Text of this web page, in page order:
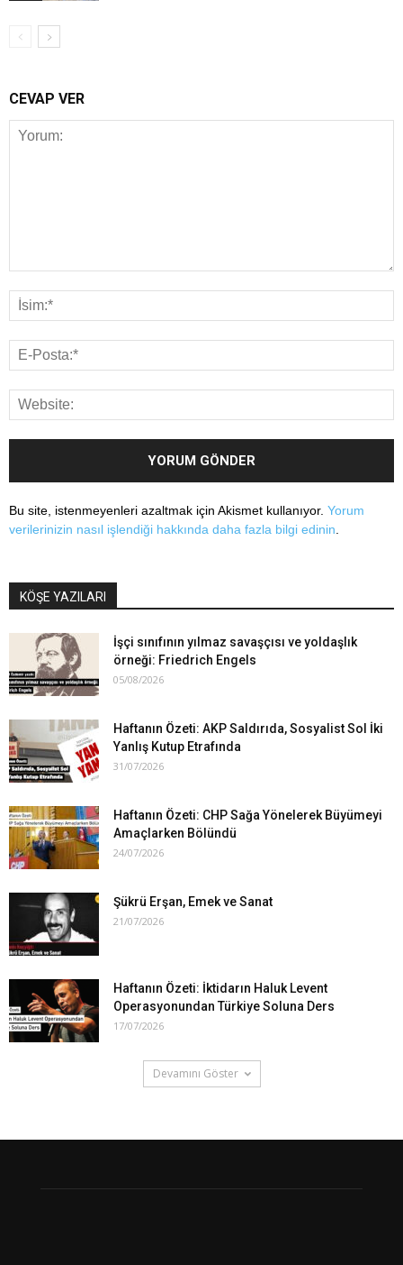
CEVAP VER
Bu site, istenmeyenleri azaltmak için Akismet kullanıyor. Yorum
verilerinizin nasıl işlendiği hakkında daha fazla bilgi edinin
KÖŞE YAZILARI
İşçi sınıfının yılmaz savaşçısı ve yoldaşlık
örneği: Friedrich Engels
05/08/2026
Haftanın Özeti: AKP Saldırıda, Sosyalist Sol İki
Yanlış Kutup Etrafında
31/07/2026
Haftanın Özeti: CHP Sağa Yönelerek Büyümeyi
Amaçlarken Bölündü
24/07/2026
Şükrü Erşan, Emek ve Sanat
21/07/2026
Haftanın Özeti: İktidarın Haluk Levent
Operasyonundan Türkiye Soluna Ders
17/07/2026
Devamını Göster